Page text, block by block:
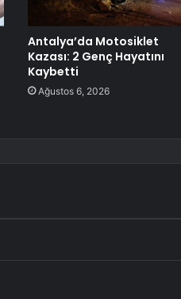
Antalya’da Motosiklet
Kazası: 2 Genç Hayatını
Kaybetti
Ağustos 6, 2026